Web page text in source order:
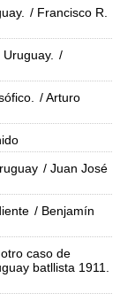
/ Francisco R.
/
/ Arturo
/ Juan José
/ Benjamín
caso de
batllista 1911.